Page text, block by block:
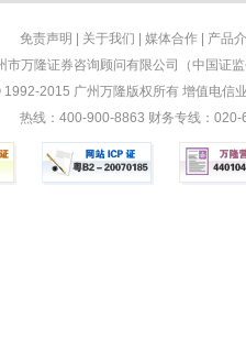
免责声明 关于我们 媒体合作
产品
市万隆证券咨询顾问有限公司（中国证
1992-2015 广州万隆版权所有 增值电信
热线：400-900-8863 财务专线：